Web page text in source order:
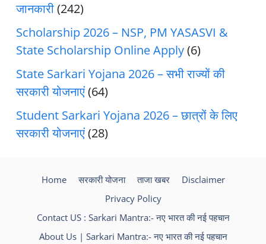
जानकारी(242)
Scholarship 2026 – NSP, PM YASASVI &
State Scholarship Online Apply(6)
State Sarkari Yojana 2026 – सभी राज्यों की
सरकारी योजनाएं(64)
Student Sarkari Yojana 2026 – छात्रों के लिए
सरकारी योजनाएं(28)
Home सरकारी योजना ताजा खबर
Disclaimer
Privacy Policy
Contact US : Sarkari Mantra:- नए भारत की नई पहचान
About Us | Sarkari Mantra:- नए भारत की नई पहचान